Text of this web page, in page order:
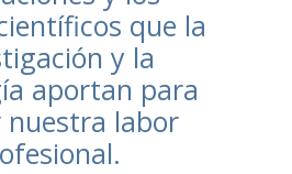
que la
y la
aportan para
nuestra labor